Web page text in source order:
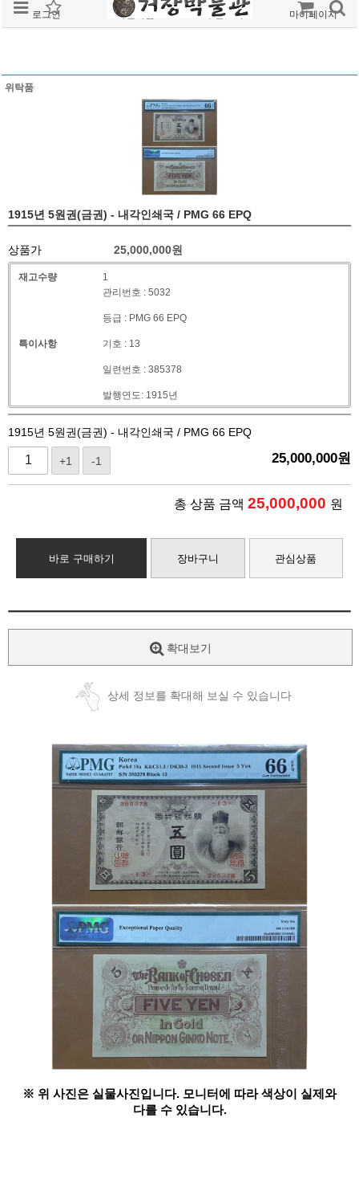
로그인 회원가입 주문조회 마이페이지
위탁품
1915년 5원권(금권) - 내각인쇄국 / PMG 66 EPQ
상품가 25,000,000원
재고수량 1
특이사항
관리번호 : 5032
등급 : PMG 66 EPQ
기호 : 13
일련번호 : 385378
발행연도: 1915년
1915년 5원권(금권) - 내각인쇄국 / PMG 66 EPQ
+1 -1 25,000,000원
총 상품 금액 25,000,000 원
바로 구매하기 장바구니 관심상품
확대보기
상세 정보를 확대해 보실 수 있습니다
※ 위 사진은 실물사진입니다. 모니터에 따라 색상이 실제와
다를 수 있습니다.